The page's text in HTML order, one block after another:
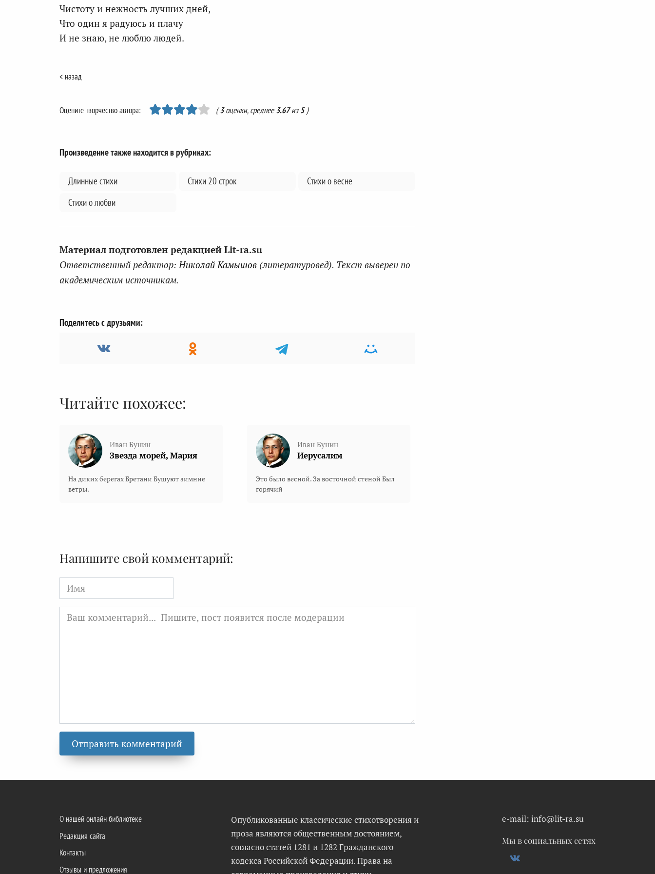
Чистоту и нежность лучших дней,
Что один я радуюсь и плачу
И не знаю, не люблю людей.
< назад
Оцените творчество автора: (3оценки, среднее3.67из5)
Произведение также находится в рубриках:
Длинные стихи Стихи 20 строк
Стихи о весне
Стихи о любви
Материал подготовлен редакцией Lit-ra.su
Ответственный редактор:Николай Камышов (литературовед). Текст выверен по
академическим источникам.
Поделитесь с друзьями:
Читайте похожее:
Иван Бунин
Звезда морей, Мария
На диких берегах Бретани Бушуют зимние
ветры.
Иван Бунин
Иерусалим
Это было весной. За восточной стеной Был
горячий
Напишите свой комментарий:
Имя
О нашей онлайн библиотеке
Редакция сайта
Контакты
Отзывы и предложения
Опубликованные классические стихотворения и
проза являются общественным достоянием,
согласно статей 1281 и 1282 Гражданского
кодекса Российской Федерации. Права на
e-mail: info@lit-ra.su
Мы в социальных сетях